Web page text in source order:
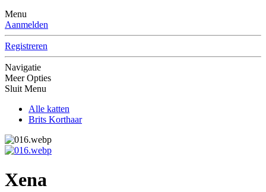
Menu
Aanmelden
Registreren
Navigatie
Meer Opties
Sluit Menu
Alle katten
Brits Korthaar
Xena